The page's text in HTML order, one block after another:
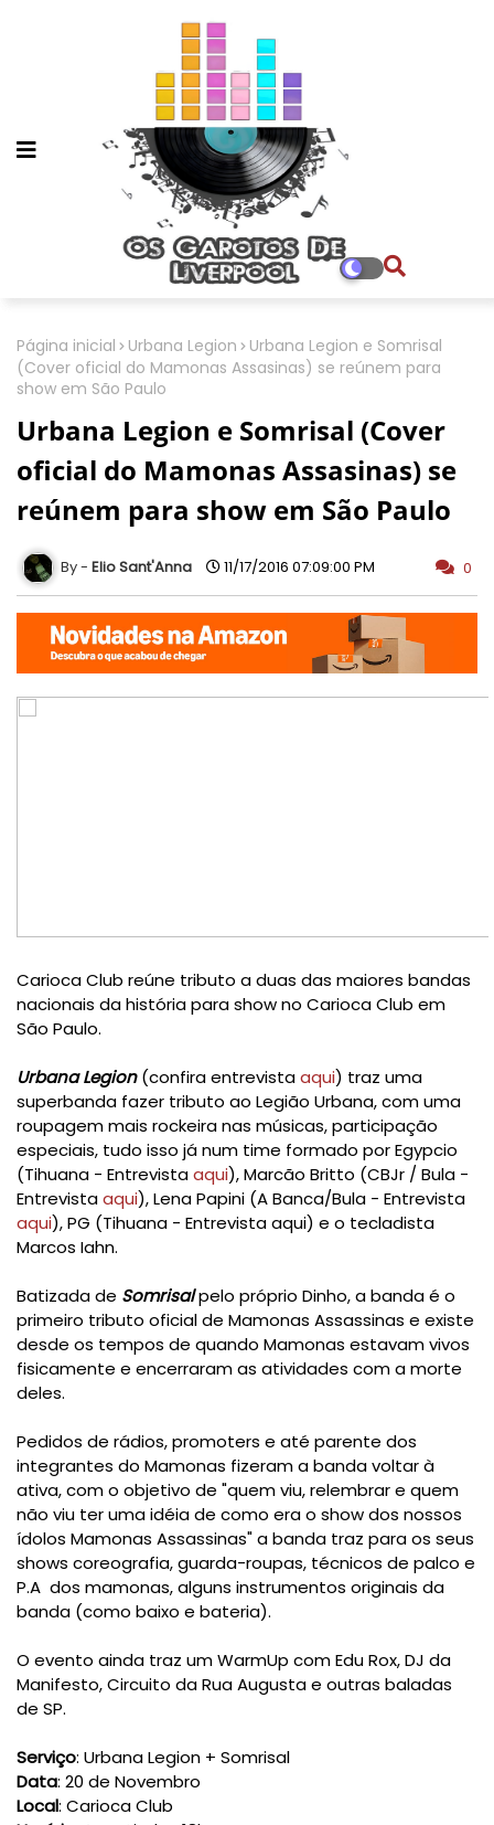
Página inicial Urbana Legion
Urbana Legion e Somrisal
(Cover oficial do Mamonas Assasinas) se reúnem para
show em São Paulo
Urbana Legion e Somrisal (Cover
oficial do Mamonas Assasinas) se
reúnem para show em São Paulo
Elio Sant'Anna 11/17/2016 07:09:00 PM 0
Carioca Club reúne tributo a duas das maiores bandas
nacionais da história para show no Carioca Club em
São Paulo.
Urbana Legion(confira entrevistaaqui) traz uma
superbanda fazer tributo ao Legião Urbana, com uma
roupagem mais rockeira nas músicas, participação
especiais, tudo isso já num time formado por Egypcio
(Tihuana - Entrevistaaqui), Marcão Britto (CBJr / Bula -
Entrevistaaqui), Lena Papini (A Banca/Bula - Entrevista
aqui), PG (Tihuana - Entrevista aqui) e o tecladista
Marcos Iahn.
Batizada de Somrisalpelo próprio Dinho, a bandaé o
primeiro tributo oficial de Mamonas Assassinas e existe
desde os tempos de quando Mamonas estavam vivos
fisicamente e encerraram as atividades com a morte
deles.
Pedidos de rádios, promoters e até parente dos
integrantes do Mamonas fizeram a banda voltar à
ativa, com o objetivo de "quem viu, relembrar e quem
não viu ter uma idéia de como era o show dos nossos
ídolos Mamonas Assassinas" a banda traz para os seus
shows coreografia, guarda-roupas, técnicos de palco e
P.A dos mamonas, alguns instrumentos originais da
banda (como baixo e bateria).
O evento ainda traz um WarmUp com Edu Rox, DJ da
Manifesto, Circuito da Rua Augusta e outras baladas
de SP.
Serviço: Urbana Legion + Somrisal
Data: 20 de Novembro
Local: Carioca Club